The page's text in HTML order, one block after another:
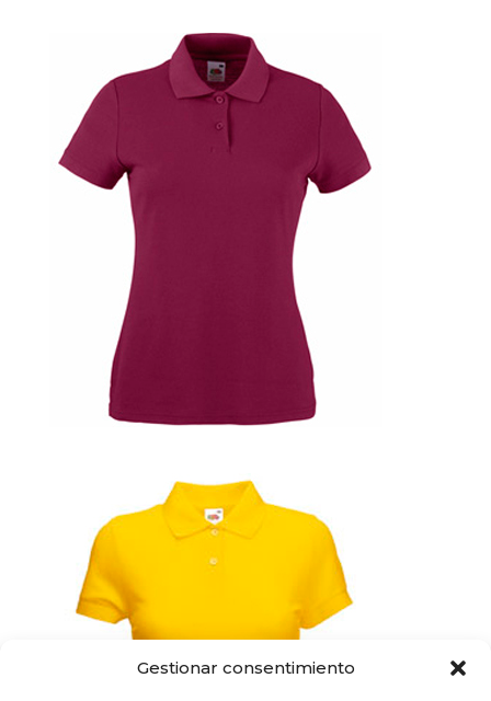
Gestionar consentimiento